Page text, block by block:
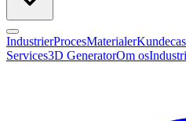
IndustrierProcesMaterialer
Services3D GeneratorOm os